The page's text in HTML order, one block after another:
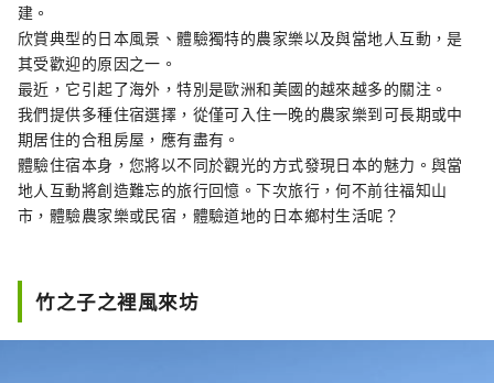
建。
欣賞典型的日本風景、體驗獨特的農家樂以及與當地人互動，是
其受歡迎的原因之一。
最近，它引起了海外，特別是歐洲和美國的越來越多的關注。
我們提供多種住宿選擇，從僅可入住一晚的農家樂到可長期或中
期居住的合租房屋，應有盡有。
體驗住宿本身，您將以不同於觀光的方式發現日本的魅力。與當
地人互動將創造難忘的旅行回憶。下次旅行，何不前往福知山
市，體驗農家樂或民宿，體驗道地的日本鄉村生活呢？
竹之子之裡風來坊